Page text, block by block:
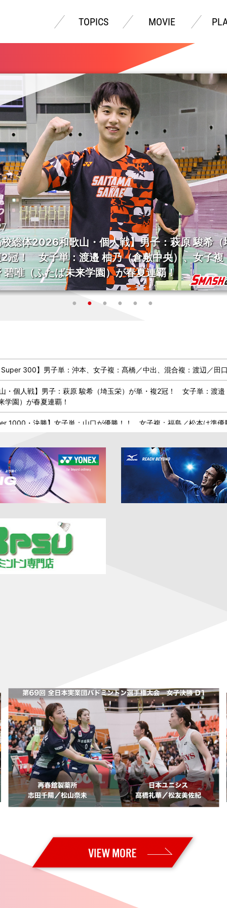
TOPICS MOVIE
栄）
野 優
2026.07.26
【中国オープン2026 Super
勝！！ 女子複：福島／松本は準
300】男子単：沖本、女子複：髙橋／中出、混合複：渡辺／田
・個人戦】男子：萩原 駿希（埼玉栄）が単・複2冠！ 女子単：渡
学園）が春夏連覇！
1000・決勝】女子単：山口が優勝！！ 女子複：福島／松本は準優
1000・準々決勝】女子単：宮崎が上位選手に勝利！ 女子単：山口
・団体戦】ふたば未来学園が男女アベックV！ 柳井商工の春夏連覇
1000・1回戦2日目】混合複：霜上／保原が上位ペアに勝利！ 日本
1000・1回戦1日目】男子複：熊谷／西 が上位ペアに勝利！
300・決勝】日本勢が5種目制覇！！ 沖本はSuper 300大会 初
300・準決勝】日本勢が5種目全てで決勝進出！ 男子単・女子複
300・準々決勝】後藤／吉田が格上に勝利！ 沖本、鈴木／山北
300・2回戦】日本勢13組が準々決勝進出
300・1回戦2日目】日本勢17組が2回戦進出
300・予選／1回戦1日目】日本勢7組が2回戦進出 男子単：秦野
・準決勝】男子複：山下／岡村、女子複：髙橋／中出が決勝進出
300・準々決勝】女子複：髙橋／中出が格上に勝利！ 日本勢5組が
・2回戦】日本勢11組が準々決勝進出